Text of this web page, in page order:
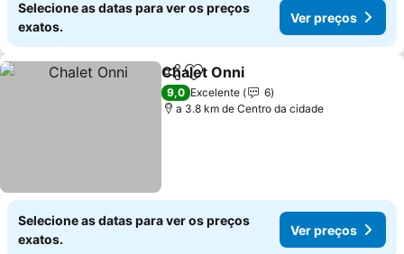
Selecione as datas para ver os preços
exatos.
Ver preços
PartilharAdicionar aos favoritos
Chalet Onni
9,0 Excelente
6
a 3.8 km de Centro da cidade
Selecione as datas para ver os preços
exatos.
Ver preços